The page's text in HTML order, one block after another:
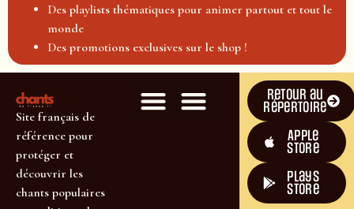
Des playlists thématiques pour animer partout et tout le
monde
Des promotions exclusives sur le shop !
Site français de
référence pour
protéger et
découvrir les
chants populaires
Retour au
répertoire
Apple
Store
plays
store